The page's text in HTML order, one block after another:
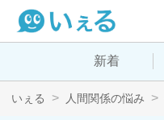
新着
いぇる 人間関係の悩み